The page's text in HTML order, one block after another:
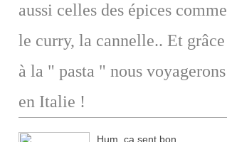
aussi celles des épices comme
le curry, la cannelle.. Et grâce
à la " pasta " nous voyagerons
en Italie !
Hum, ça sent bon ...